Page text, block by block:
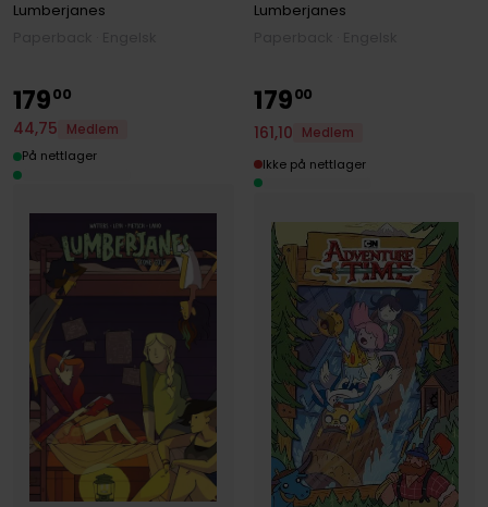
Lumberjanes
Lumberjanes
17900
44,75
Medlem
På nettlager
17900
161,10
Medlem
Ikke på nettlager